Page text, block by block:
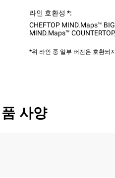
라인 호환성 *:
CHEFTOP MIND.Maps™ BIG
MIND.Maps™ COUNTERTOP,
*위 라인 중 일부 버전은 호환되
사양